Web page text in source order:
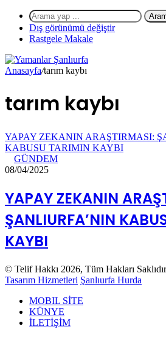
Dış görünümü değiştir
Rastgele Makale
Anasayfa/tarım kaybı
tarım kaybı
YAPAY ZEKANIN ARAŞTIRMASI:
KABUSU TARIMIN KAYBI
GÜNDEM
08/04/2025
YAPAY ZEKANIN
ŞANLIURFA’NIN
KAYBI
© Telif Hakkı 2026, Tüm Hakları
Tasarım Hizmetleri Şanlıurfa Hurda
MOBIL SİTE
KÜNYE
İLETİŞİM